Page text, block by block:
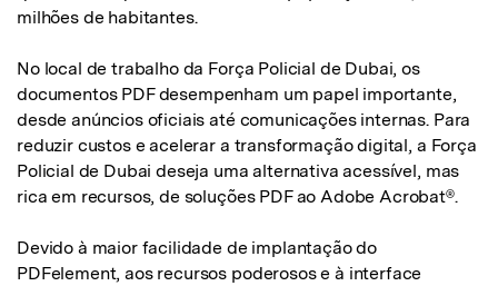
milhões de habitantes.
No local de trabalho da Força Policial de Dubai, os
documentos PDF desempenham um papel importante,
desde anúncios oficiais até comunicações internas. Para
reduzir custos e acelerar a transformação digital, a Força
Policial de Dubai deseja uma alternativa acessível, mas
rica em recursos, de soluções PDF ao Adobe Acrobat®.
Devido à maior facilidade de implantação do
PDFelement, aos recursos poderosos e à interface